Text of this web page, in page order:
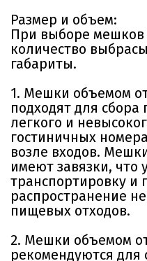
Размер и объем:
При выборе мешков
количество
габариты.
1. Мешки объемом
подходят для
легкого и
гостиничных
возле входов.
имеют завязки, что
транспортировку и
распространение
пищевых отходов.
2. Мешки объемом
рекомендуются для